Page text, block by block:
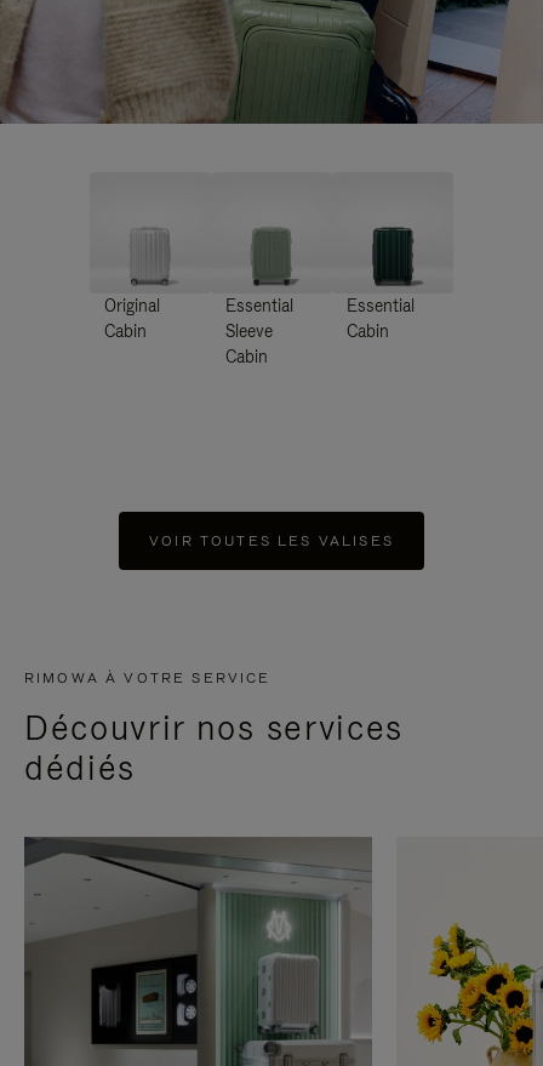
Original
Cabin
Essential
Sleeve
Cabin
Essential
Cabin
VOIR TOUTES LES VALISES
RIMOWA À VOTRE SERVICE
Découvrir nos services
dédiés